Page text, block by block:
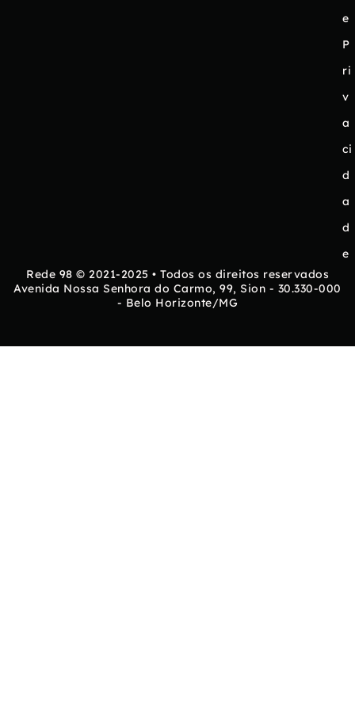
e
P
ri
v
a
ci
d
a
d
e
Rede 98 © 2021-2025 • Todos os direitos reservados
Avenida Nossa Senhora do Carmo, 99, Sion - 30.330-000
- Belo Horizonte/MG